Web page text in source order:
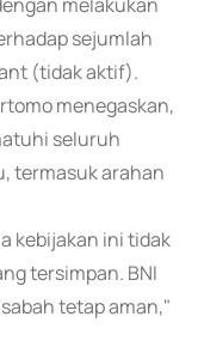
sejumlah
(tidak aktif).
menegaskan,
seluruh
termasuk arahan
kebijakan ini tidak
tersimpan. BNI
tetap aman,"